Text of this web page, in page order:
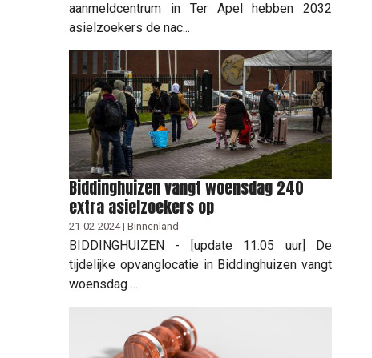
aanmeldcentrum in Ter Apel hebben 2032
asielzoekers de nac...
Biddinghuizen vangt woensdag 240
extra asielzoekers op
21-02-2024 | Binnenland
BIDDINGHUIZEN - [update 11:05 uur] De
tijdelijke opvanglocatie in Biddinghuizen vangt
woensdag ...